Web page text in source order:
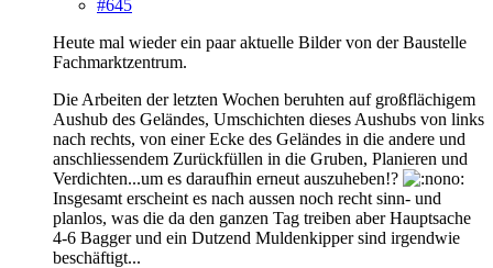
#645
Heute mal wieder ein paar aktuelle Bilder von der Baustelle
Fachmarktzentrum.
Die Arbeiten der letzten Wochen beruhten auf großflächigem
Aushub des Geländes, Umschichten dieses Aushubs von links
nach rechts, von einer Ecke des Geländes in die andere und
anschliessendem Zurückfüllen in die Gruben, Planieren und
Verdichten...um es daraufhin erneut auszuheben!?
Insgesamt erscheint es nach aussen noch recht sinn- und
planlos, was die da den ganzen Tag treiben aber Hauptsache
4-6 Bagger und ein Dutzend Muldenkipper sind irgendwie
beschäftigt...